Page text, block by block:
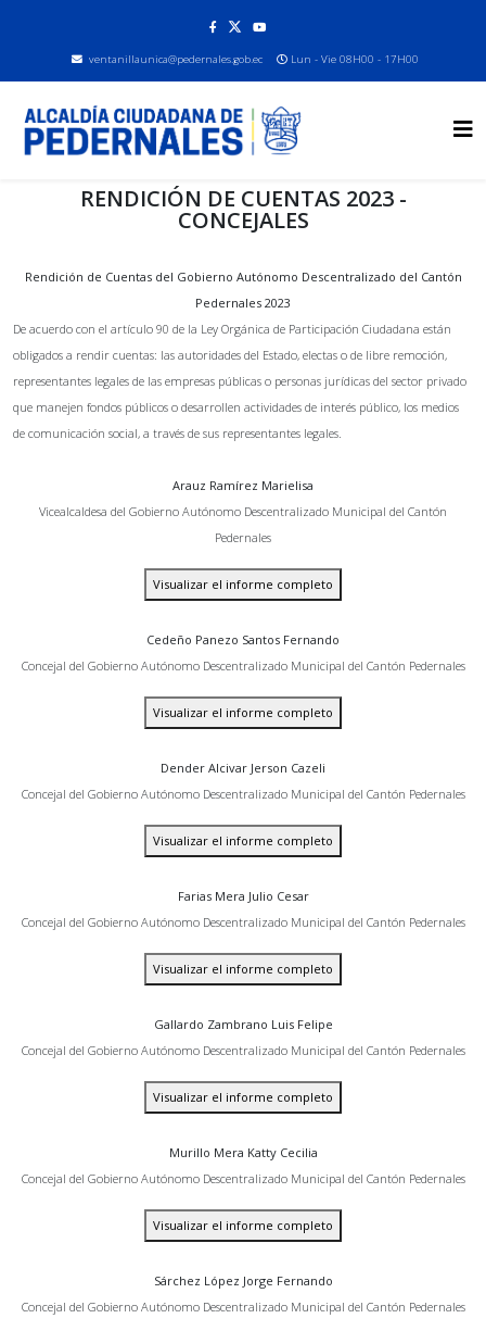
ventanillaunica@pedernales.gob.ec Lun - Vie 08H00 - 17H00
RENDICIÓN DE CUENTAS 2023 -
CONCEJALES
Rendición de Cuentas del Gobierno Autónomo Descentralizado del Cantón
Pedernales 2023
De acuerdo con el artículo 90 de la Ley Orgánica de Participación Ciudadana están
obligados a rendir cuentas: las autoridades del Estado, electas o de libre remoción,
representantes legales de las empresas públicas o personas jurídicas del sector privado
que manejen fondos públicos o desarrollen actividades de interés público, los medios
de comunicación social, a través de sus representantes legales.
Arauz Ramírez Marielisa
Vicealcaldesa del Gobierno Autónomo Descentralizado Municipal del Cantón
Pedernales
Visualizar el informe completo
Cedeño Panezo Santos Fernando
Concejal del Gobierno Autónomo Descentralizado Municipal del Cantón Pedernales
Visualizar el informe completo
Dender Alcivar Jerson Cazeli
Concejal del Gobierno Autónomo Descentralizado Municipal del Cantón Pedernales
Visualizar el informe completo
Farias Mera Julio Cesar
Concejal del Gobierno Autónomo Descentralizado Municipal del Cantón Pedernales
Visualizar el informe completo
Gallardo Zambrano Luis Felipe
Concejal del Gobierno Autónomo Descentralizado Municipal del Cantón Pedernales
Visualizar el informe completo
Murillo Mera Katty Cecilia
Concejal del Gobierno Autónomo Descentralizado Municipal del Cantón Pedernales
Visualizar el informe completo
Sárchez López Jorge Fernando
Concejal del Gobierno Autónomo Descentralizado Municipal del Cantón Pedernales